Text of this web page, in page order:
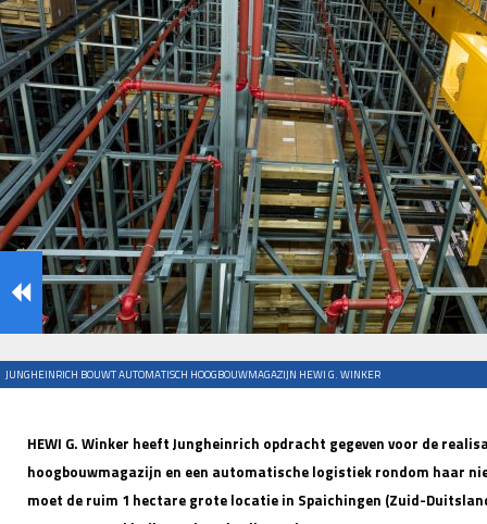
JUNGHEINRICH BOUWT AUTOMATISCH HOOGBOUWMAGAZIJN HEWI G. WINKER
HEWI G. Winker heeft Jungheinrich opdracht gegeven voor de
hoogbouwmagazijn en een automatische logistiek rondom haar
moet de ruim 1 hectare grote locatie in Spaichingen (Zuid-